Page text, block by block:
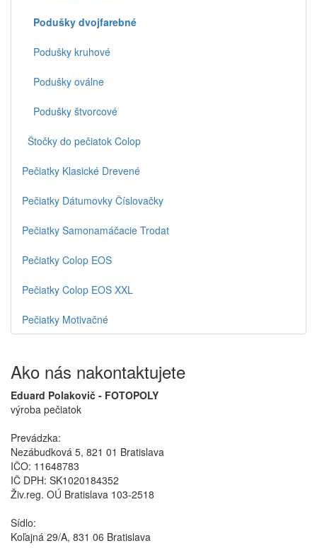
Podušky dvojfarebné
Podušky kruhové
Podušky oválne
Podušky štvorcové
Štočky do pečiatok Colop
Pečiatky Klasické Drevené
Pečiatky Dátumovky Číslovačky
Pečiatky Samonamáčacie Trodat
Pečiatky Colop EOS
Pečiatky Colop EOS XXL
Pečiatky Motivačné
Ako nás nakontaktujete
Eduard Polakovič - FOTOPOLY
výroba pečiatok
Prevádzka:
Nezábudková 5, 821 01 Bratislava
IČO: 11648783
IČ DPH: SK1020184352
Živ.reg. OÚ Bratislava 103-2518
Sídlo:
Koľajná 29/A, 831 06 Bratislava